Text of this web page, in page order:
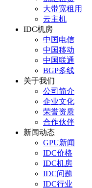
大带宽租用
云主机
IDC机房
中国电信
中国移动
中国联通
BGP多线
关于我们
公司简介
企业文化
荣誉资质
合作伙伴
新闻动态
GPU新闻
IDC价格
IDC机房
IDC问题
IDC行业